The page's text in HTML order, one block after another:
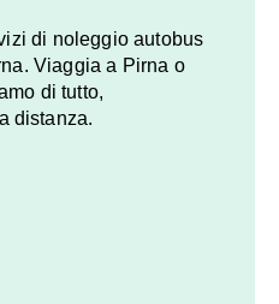
di noleggio autobus
Viaggia a Pirna o
di tutto,
distanza.